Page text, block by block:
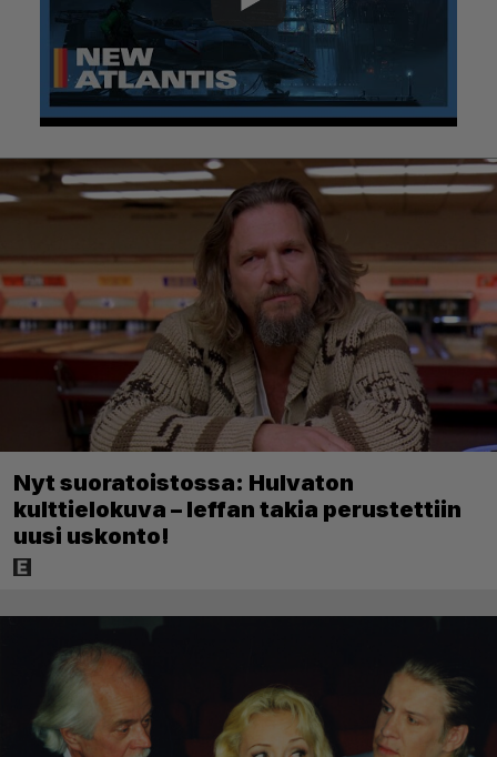
Nyt suoratoistossa: Hulvaton
kulttielokuva – leffan takia perustettiin
uusi uskonto!